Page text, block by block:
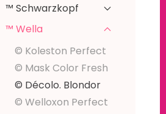
™ Schwarzkopf
™ Wella
© Koleston Perfect
© Mask Color Fresh
© Décolo. Blondor
© Welloxon Perfect